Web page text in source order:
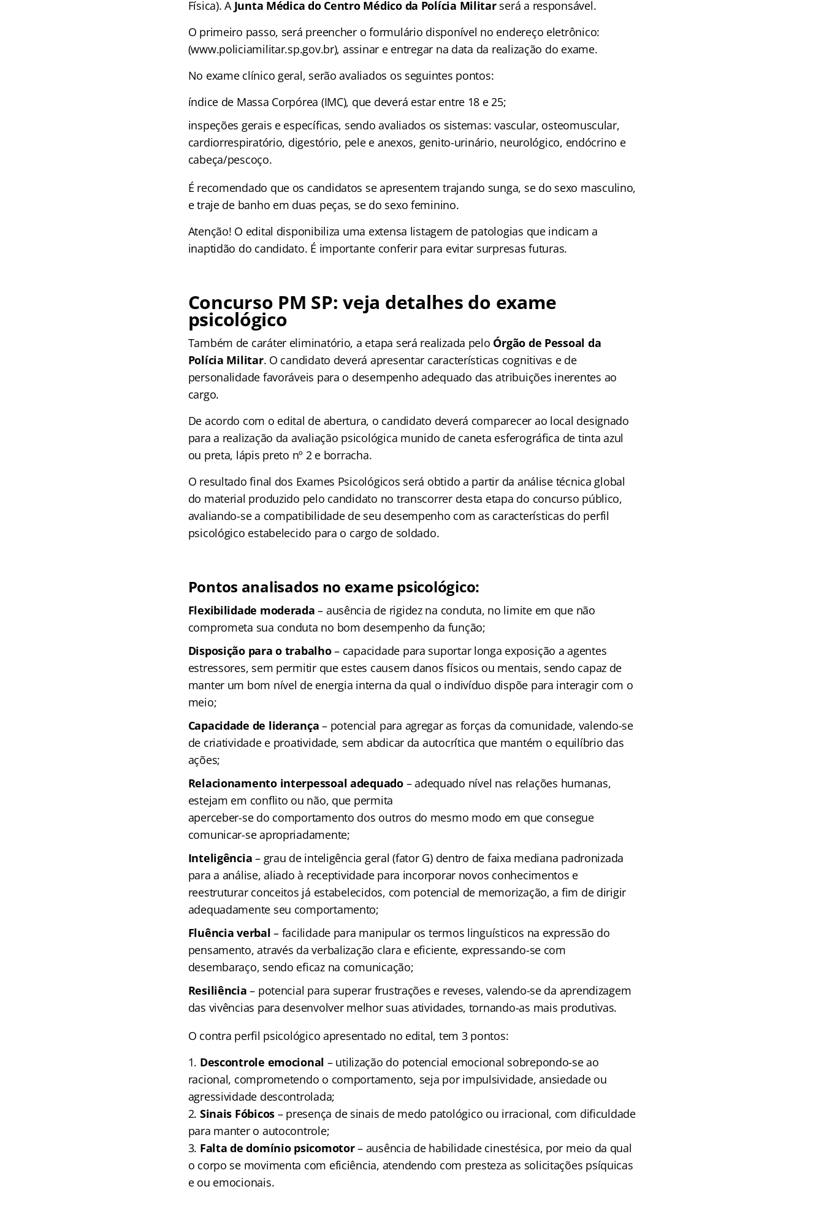
Física). A Junta Médica do Centro Médico da Polícia Militarserá a responsável.
O primeiro passo, será preencher o formulário disponível no endereço eletrônico:
(www.policiamilitar.sp.gov.br), assinar e entregar na data da realização do exame.
No exame clínico geral, serão avaliados os seguintes pontos:
índice de Massa Corpórea (IMC), que deverá estar entre 18 e 25;
inspeções gerais e específicas, sendo avaliados os sistemas: vascular, osteomuscular,
cardiorrespiratório, digestório, pele e anexos, genito-urinário, neurológico, endócrino e
cabeça/pescoço.
É recomendado que os candidatos se apresentem trajando sunga, se do sexo masculino,
e traje de banho em duas peças, se do sexo feminino.
Atenção! O edital disponibiliza uma extensa listagem de patologias que indicam a
inaptidão do candidato. É importante conferir para evitar surpresas futuras.
Concurso PM SP: veja detalhes do exame
psicológico
Também de caráter eliminatório, a etapa será realizada pelo Órgão de Pessoal da
Polícia Militar. O candidato deverá apresentar características cognitivas e de
personalidade favoráveis para o desempenho adequado das atribuições inerentes ao
cargo.
De acordo com o edital de abertura, o candidato deverá comparecer ao local designado
para a realização da avaliação psicológica munido de caneta esferográfica de tinta azul
ou preta, lápis preto nº 2 e borracha.
O resultado final dos Exames Psicológicos será obtido a partir da análise técnica global
do material produzido pelo candidato no transcorrer desta etapa do concurso público,
avaliando-se a compatibilidade de seu desempenho com as características do perfil
psicológico estabelecido para o cargo de soldado.
Pontos analisados no exame psicológico:
Flexibilidade moderada – ausência de rigidez na conduta, no limite em que não
comprometa sua conduta no bom desempenho da função;
Disposição para o trabalho– capacidade para suportar longa exposição a agentes
estressores, sem permitir que estes causem danos físicos ou mentais, sendo capaz de
manter um bom nível de energia interna da qual o indivíduo dispõe para interagir com o
meio;
Capacidade de liderança – potencial para agregar as forças da comunidade, valendo-se
de criatividade e proatividade, sem abdicar da autocrítica que mantém o equilíbrio das
ações;
Relacionamento interpessoal adequado– adequado nível nas relações humanas,
estejam em conflito ou não, que permita
aperceber-se do comportamento dos outros do mesmo modo em que consegue
comunicar-se apropriadamente;
Inteligência – grau de inteligência geral (fator G) dentro de faixa mediana padronizada
para a análise, aliado à receptividade para incorporar novos conhecimentos e
reestruturar conceitos já estabelecidos, com potencial de memorização, a fim de dirigir
adequadamente seu comportamento;
Fluência verbal – facilidade para manipular os termos linguísticos na expressão do
pensamento, através da verbalização clara e eficiente, expressando-se com
desembaraço, sendo eficaz na comunicação;
Resiliência – potencial para superar frustrações e reveses, valendo-se da aprendizagem
das vivências para desenvolver melhor suas atividades, tornando-as mais produtivas.
O contra perfil psicológico apresentado no edital, tem 3 pontos:
1. Descontrole emocional – utilização do potencial emocional sobrepondo-se ao
racional, comprometendo o comportamento, seja por impulsividade, ansiedade ou
agressividade descontrolada;
2. Sinais Fóbicos – presença de sinais de medo patológico ou irracional, com dificuldade
para manter o autocontrole;
3. Falta de domínio psicomotor– ausência de habilidade cinestésica, por meio da qual
o corpo se movimenta com eficiência, atendendo com presteza as solicitações psíquicas
e ou emocionais.